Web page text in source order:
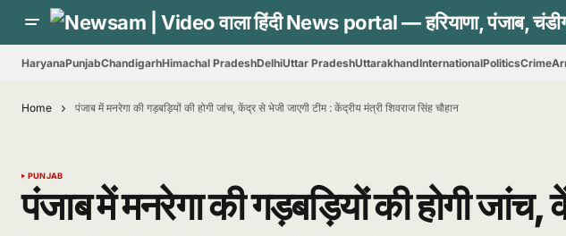
HaryanaPunjabChandigarhHimachal PradeshDelhiUttar PradeshUttarakhandInternationalPoliticsCrime
Home पंजाब में मनरेगा की गड़बड़ियों की होगी जांच, केंद्र से भेजी जाएगी टीम : केंद्रीय मंत्री शिवराज सिंह चौहान
PUNJAB
पंजाब में मनरेगा की गड़बड़ियों की होगी